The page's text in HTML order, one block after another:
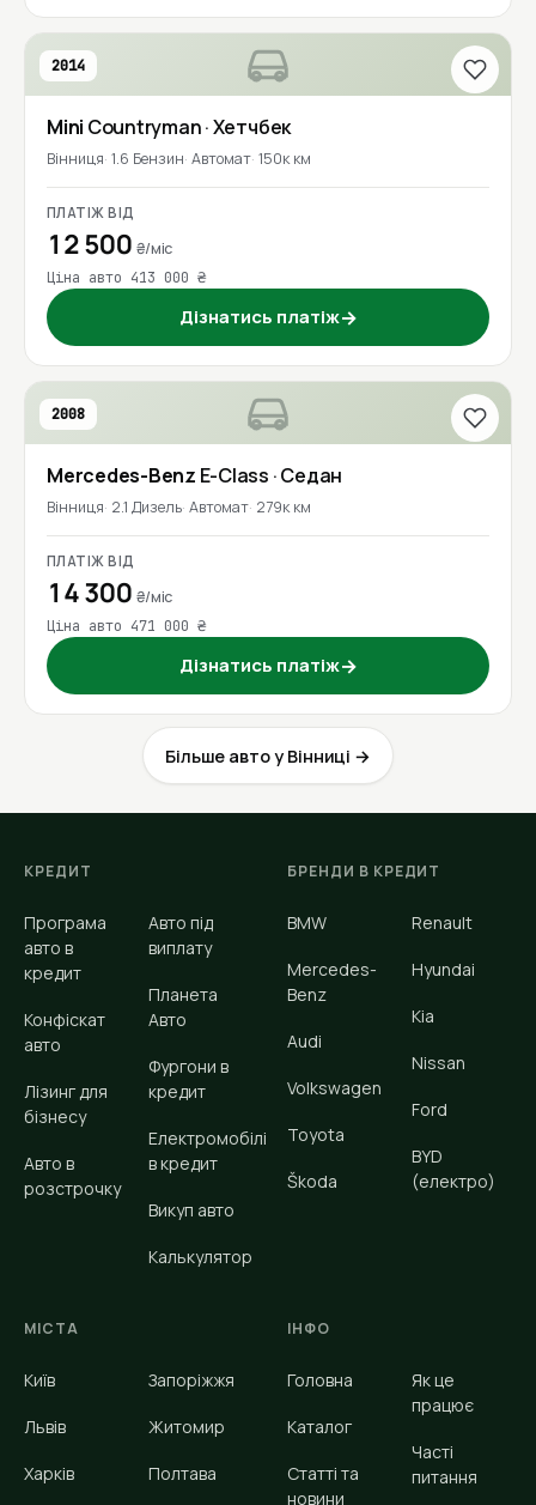
2014
Mini Countryman· Хетчбек
Вінниця 1.6 Бензин Автомат 150к км
ПЛАТІЖ ВІД
12 500 ₴/міс
Ціна авто 413 000 ₴
Дізнатись платіж→
2008
Mercedes-Benz E-Class · Седан
Вінниця 2.1 Дизель Автомат 279к км
ПЛАТІЖ ВІД
14 300 ₴/міс
Ціна авто 471 000 ₴
Дізнатись платіж→
Більше авто у Вінниці →
КРЕДИТ
Програма
авто в
кредит
Конфіскат
авто
Лізинг для
бізнесу
Авто в
розстрочку
Авто під
виплату
Планета
Авто
Фургони в
кредит
Електромобілі
в кредит
Викуп авто
Калькулятор
БРЕНДИ В КРЕДИТ
BMW
Mercedes-
Benz
Audi
Volkswagen
Toyota
Škoda
Renault
Hyundai
Kia
Nissan
Ford
BYD
(електро)
МІСТА
Київ
Львів
Харків
Запоріжжя
Житомир
Полтава
ІНФО
Головна
Каталог
Статті та
новини
Як це
працює
Часті
питання